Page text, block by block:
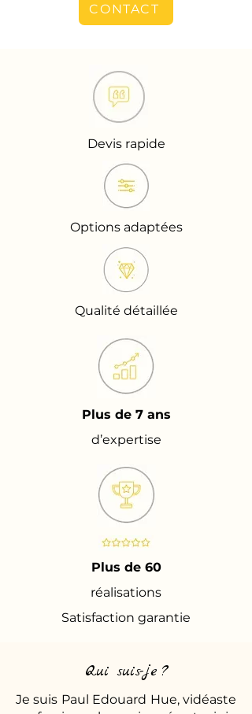
CONTACT
Devis rapide
Options adaptées
Qualité détaillée
Plus de 7 ans
d’expertise
Plus de 60
réalisations
Satisfaction garantie
Qui suis-je ?
Je suis Paul Edouard Hue, vidéaste